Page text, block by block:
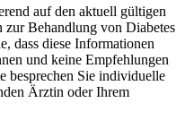
auf den aktuell gültigen
Behandlung von Diabetes
dass diese Informationen
und keine Empfehlungen
besprechen Sie individuelle
Ärztin oder Ihrem